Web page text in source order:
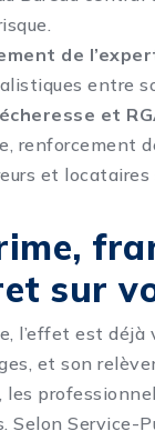
de
entre
et
renforcement
et
sur
l’effet est
et son
les
Selon Service-